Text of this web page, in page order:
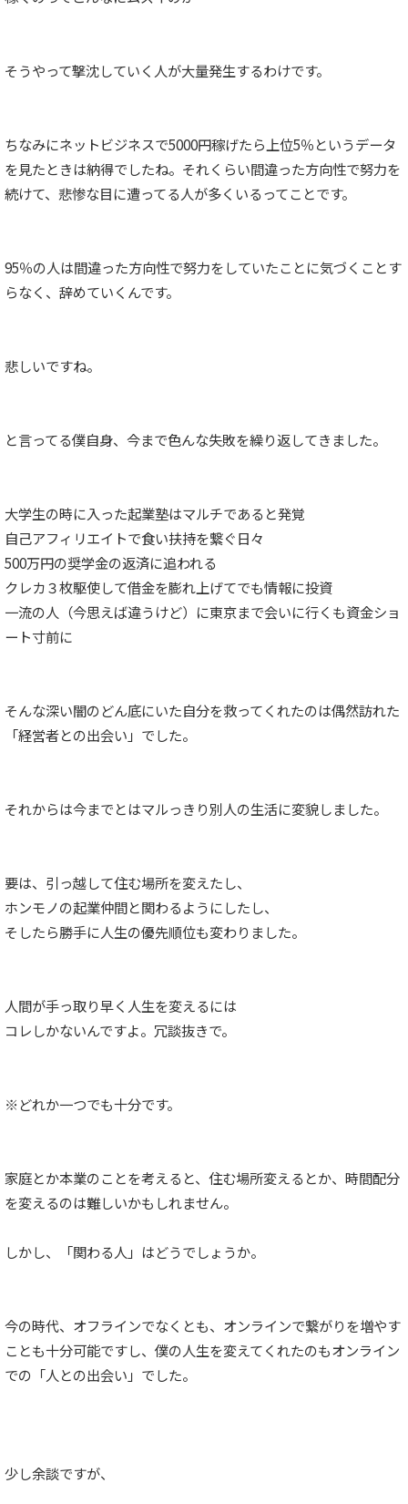
そうやって撃沈していく人が大量発生するわけです。
ちなみにネットビジネスで5000円稼げたら上位5％というデータ
を見たときは納得でしたね。それくらい間違った方向性で努力を
続けて、悲惨な目に遭ってる人が多くいるってことです。
95％の人は間違った方向性で努力をしていたことに気づくことす
らなく、辞めていくんです。
悲しいですね。
と言ってる僕自身、今まで色んな失敗を繰り返してきました。
大学生の時に入った起業塾はマルチであると発覚
自己アフィリエイトで食い扶持を繋ぐ日々
500万円の奨学金の返済に追われる
クレカ３枚駆使して借金を膨れ上げてでも情報に投資
一流の人（今思えば違うけど）に東京まで会いに行くも資金ショ
ート寸前に
そんな深い闇のどん底にいた自分を救ってくれたのは偶然訪れた
「経営者との出会い」でした。
それからは今までとはマルっきり別人の生活に変貌しました。
要は、引っ越して住む場所を変えたし、
ホンモノの起業仲間と関わるようにしたし、
そしたら勝手に人生の優先順位も変わりました。
人間が手っ取り早く人生を変えるには
コレしかないんですよ。冗談抜きで。
※どれか一つでも十分です。
家庭とか本業のことを考えると、住む場所変えるとか、時間配分
を変えるのは難しいかもしれません。
しかし、「関わる人」はどうでしょうか。
今の時代、オフラインでなくとも、オンラインで繋がりを増やす
ことも十分可能ですし、僕の人生を変えてくれたのもオンライン
での「人との出会い」でした。
少し余談ですが、